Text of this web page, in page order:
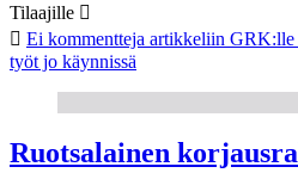
Tilaajille
Ei kommentteja artikkeliin GRK:lle
työt jo käynnissä
Ruotsalainen